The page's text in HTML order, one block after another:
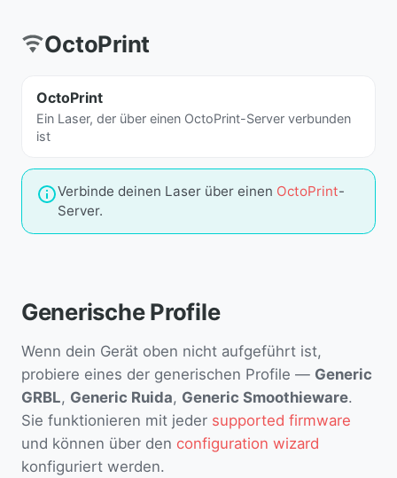
OctoPrint
OctoPrint
Ein Laser, der über einen OctoPrint-Server verbunden
ist
Verbinde deinen Laser über einen OctoPrint-
Server.
Generische Profile
Wenn dein Gerät oben nicht aufgeführt ist,
probiere eines der generischen Profile — Generic
GRBL, Generic Ruida, Generic Smoothieware.
Sie funktionieren mit jeder supported firmware
und können über den configuration wizard
konfiguriert werden.